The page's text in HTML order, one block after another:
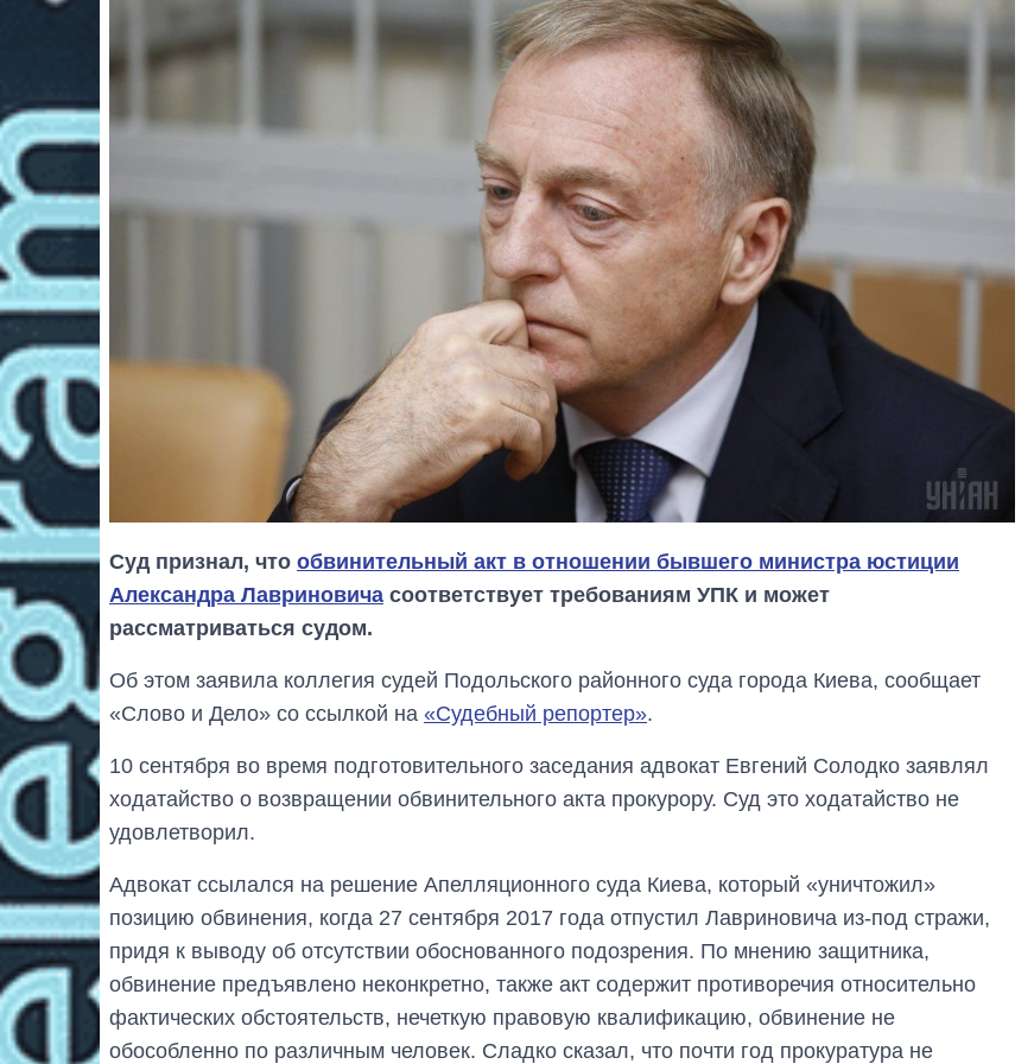
Суд признал, что обвинительный акт в отношении бывшего министра юстиции
Александра Лавриновича соответствует требованиям УПК и может
рассматриваться судом.
Об этом заявила коллегия судей Подольского районного суда города Киева, сообщает
«Слово и Дело» со ссылкой на «Судебный репортер».
10 сентября во время подготовительного заседания адвокат Евгений Солодко заявлял
ходатайство о возвращении обвинительного акта прокурору. Суд это ходатайство не
удовлетворил.
Адвокат ссылался на решение Апелляционного суда Киева, который «уничтожил»
позицию обвинения, когда 27 сентября 2017 года отпустил Лавриновича из-под стражи,
придя к выводу об отсутствии обоснованного подозрения. По мнению защитника,
обвинение предъявлено неконкретно, также акт содержит противоречия относительно
фактических обстоятельств, нечеткую правовую квалификацию, обвинение не
обособленно по различным человек. Сладко сказал, что почти год прокуратура не
Как изменился
бюджет
Министерства
обороны за 13 лет